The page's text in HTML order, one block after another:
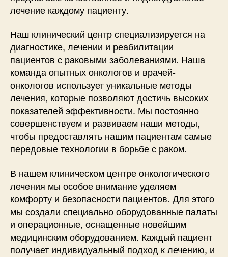
лечение каждому пациенту.
Наш клинический центр специализируется на
диагностике, лечении и реабилитации
пациентов с раковыми заболеваниями. Наша
команда опытных онкологов и врачей-
онкологов использует уникальные методы
лечения, которые позволяют достичь высоких
показателей эффективности. Мы постоянно
совершенствуем и развиваем наши методы,
чтобы предоставлять нашим пациентам самые
передовые технологии в борьбе с раком.
В нашем клиническом центре онкологического
лечения мы особое внимание уделяем
комфорту и безопасности пациентов. Для этого
мы создали специально оборудованные палаты
и операционные, оснащенные новейшим
медицинским оборудованием. Каждый пациент
получает индивидуальный подход к лечению, и